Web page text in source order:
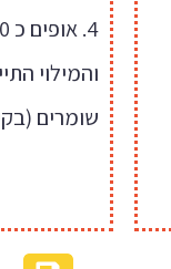
והמילוי
שומרים